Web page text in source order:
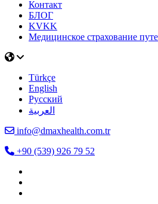
Контакт
БЛОГ
KVKK
Медицинское страхование
Türkçe
English
Русский
العربية
info@dmaxhealth.com.tr
+90 (539) 926 79 52